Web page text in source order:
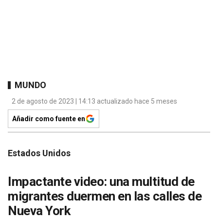
MUNDO
2 de agosto de 2023 | 14:13 actualizado hace 5 meses
Añadir como fuente en
Estados Unidos
Impactante video: una multitud de
migrantes duermen en las calles de
Nueva York